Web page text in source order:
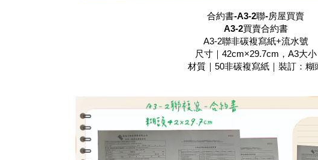
合約書-A3-2聯-房屋買賣
A3-2買賣合約書
A3-2聯非碳複寫紙+流水號
尺寸｜42cm×29.7cm，A3大小
材質｜50非碳複寫紙｜裝訂：糊